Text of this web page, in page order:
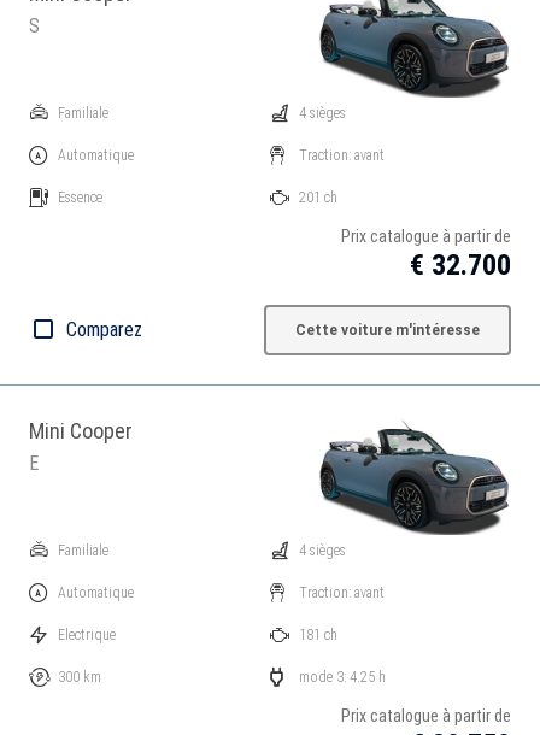
S
Familiale
Automatique
Essence
4 sièges
Traction: avant
201 ch
Prix catalogue à partir de
€ 32.700
Comparez Cette voiture m'intéresse
Mini Cooper
E
Familiale
Automatique
Electrique
300 km
4 sièges
Traction: avant
181 ch
mode 3: 4.25 h
Prix catalogue à partir de